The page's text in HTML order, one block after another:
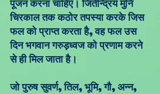
चिरकाल तक कठोर तपस्या करके जिस
फल को प्राप्त करता है, वह फल उस
दिन भगवान गरुड़ध्वज को प्रणाम करने
से ही मिल जाता है।
जो पुरुष सुवर्ण, तिल, भूमि, गौ, अन्न,